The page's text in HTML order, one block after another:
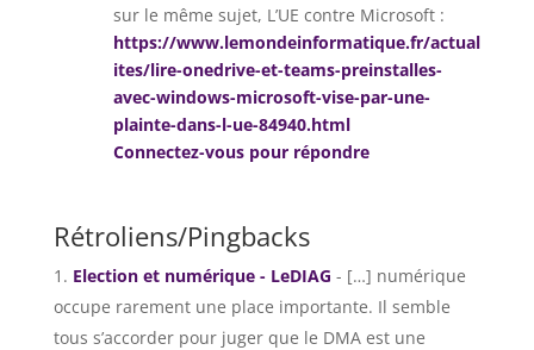
sur le même sujet, L’UE contre Microsoft :
https://www.lemondeinformatique.fr/actual
ites/lire-onedrive-et-teams-preinstalles-
avec-windows-microsoft-vise-par-une-
plainte-dans-l-ue-84940.html
Connectez-vous pour répondre
Rétroliens/Pingbacks
Election et numérique - LeDIAG - […] numérique
occupe rarement une place importante. Il semble
tous s’accorder pour juger que le DMA est une